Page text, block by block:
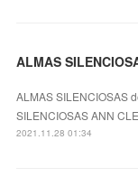
ALMAS
ALMAS SILENCIOSAS
SILENCIOSAS ANN
2021.11.28 01:34